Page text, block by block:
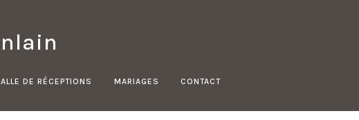
DE RÉCEPTIONS MARIAGES CONTACT